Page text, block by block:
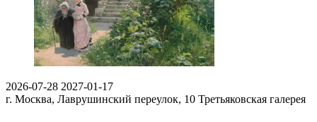
2026-07-28 2027-01-17
г. Москва, Лаврушинский переулок, 10 Третьяковская галерея